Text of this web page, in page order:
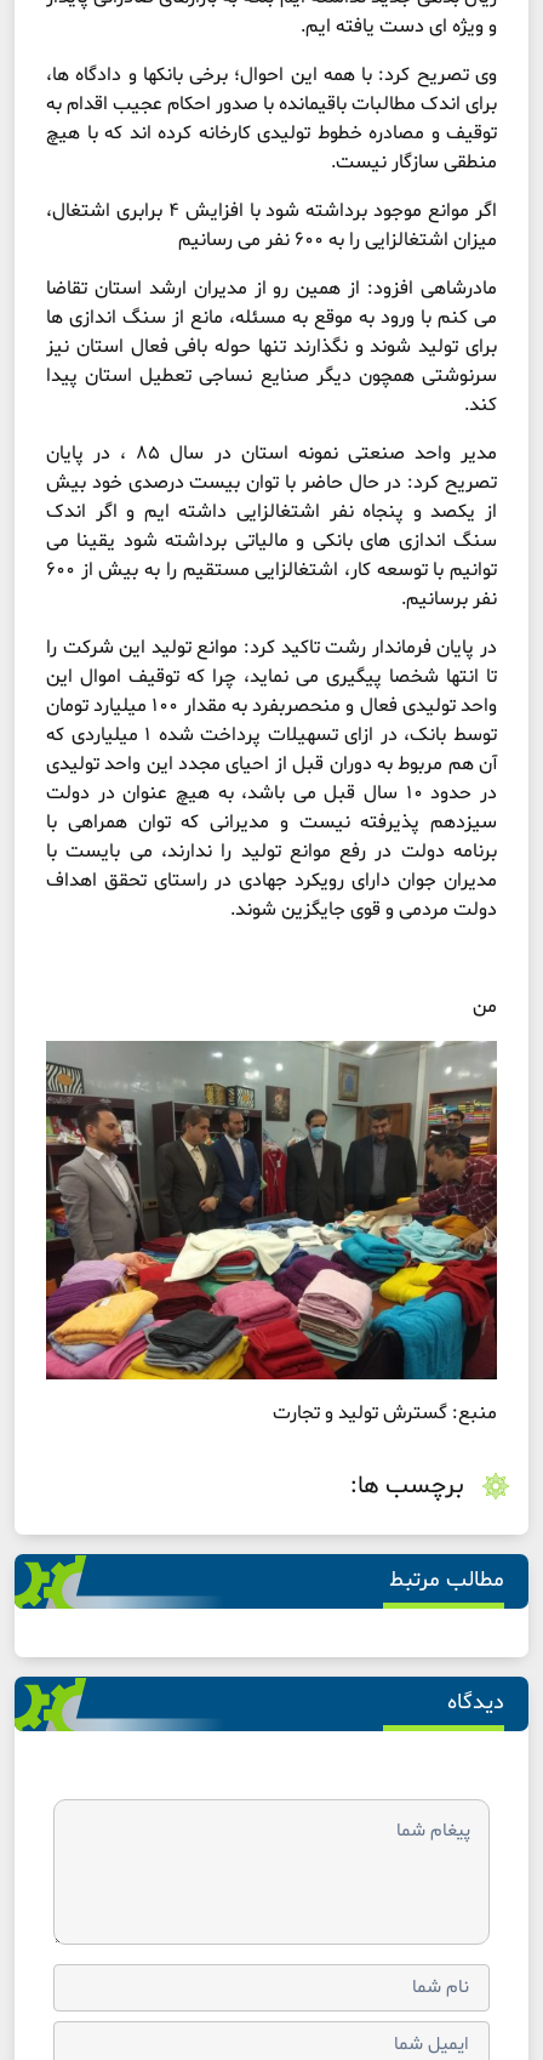
و ویژه ای دست یافته ایم.
وی تصریح کرد: با همه این احوال؛ برخی بانکها و دادگاه ها،
برای اندک مطالبات باقیمانده با صدور احکام عجیب اقدام به
توقیف و مصادره خطوط تولیدی کارخانه کرده اند که با هیچ
منطقی سازگار نیست.
اگر موانع موجود برداشته شود با افزایش ۴ برابری اشتغال،
میزان اشتغالزایی را به ۶۰۰ نفر می رسانیم
مادرشاهی افزود: از همین رو از مدیران ارشد استان تقاضا
می کنم با ورود به موقع به مسئله، مانع از سنگ اندازی ها
برای تولید شوند و نگذارند تنها حوله بافی فعال استان نیز
سرنوشتی همچون دیگر صنایع نساجی تعطیل استان پیدا
کند.
مدیر واحد صنعتی نمونه استان در سال ۸۵ ، در پایان
تصریح کرد: در حال حاضر با توان بیست درصدی خود بیش
از یکصد و پنجاه نفر اشتغالزایی داشته ایم و اگر اندک
سنگ اندازی های بانکی و مالیاتی برداشته شود یقینا می
توانیم با توسعه کار، اشتغالزایی مستقیم را به بیش از ۶۰۰
نفر برسانیم.
در پایان فرماندار رشت تاکید کرد: موانع تولید این شرکت را
تا انتها شخصا پیگیری می نماید، چرا که توقیف اموال این
واحد تولیدی فعال و منحصربفرد به مقدار ۱۰۰ میلیارد تومان
توسط بانک، در ازای تسهیلات پرداخت شده ۱ میلیاردی که
آن هم مربوط به دوران قبل از احیای مجدد این واحد تولیدی
در حدود ۱۰ سال قبل می باشد، به هیچ عنوان در دولت
سیزدهم پذیرفته نیست و مدیرانی که توان همراهی با
برنامه دولت در رفع موانع تولید را ندارند، می بایست با
مدیران جوان دارای رویکرد جهادی در راستای تحقق اهداف
دولت مردمی و قوی جایگزین شوند.
من
منبع: گسترش تولید و تجارت
برچسب ها:
مطالب مرتبط
دیدگاه